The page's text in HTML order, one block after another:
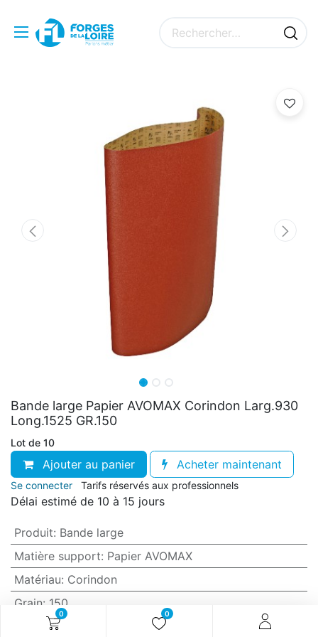
0 0
Bande large Papier AVOMAX Corindon Larg.930
Long.1525 GR.150
Lot de 10
Ajouter au panier Acheter maintenant
Se connecter Tarifs réservés aux professionnels
Délai estimé de 10 à 15 jours
Produit: Bande large
Matière support: Papier AVOMAX
Matériau: Corindon
Grain: 150
Anti-encrassement